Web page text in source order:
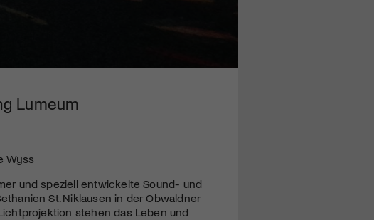
Lumeum
Wyss
und speziell entwickelte Sound- und
St. Niklausen in der Obwaldner
stehen das Leben und